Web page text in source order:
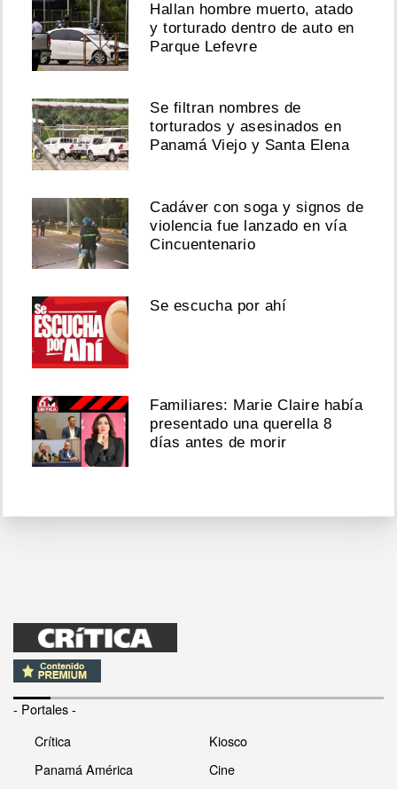
Hallan hombre muerto, atado
y torturado dentro de auto en
Parque Lefevre
Se filtran nombres de
torturados y asesinados en
Panamá Viejo y Santa Elena
Cadáver con soga y signos de
violencia fue lanzado en vía
Cincuentenario
Se escucha por ahí
Familiares: Marie Claire había
presentado una querella 8
días antes de morir
- Portales -
Crítica
Panamá América
Kiosco
Cine